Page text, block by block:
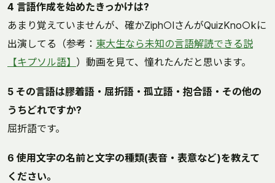
4 言語作成を始めたきっかけは?
あまり覚えていませんが、確かZiph○lさんがQuizKno○kに
出演してる（参考： 東大生なら未知の言語解読できる説
【キプソル語】 ）動画を見て、憧れたんだと思います。
5 その言語は膠着語・屈折語・孤立語・抱合語・その他の
うちどれですか?
屈折語です。
6 使用文字の名前と文字の種類(表音・表意など)を教えて
ください。